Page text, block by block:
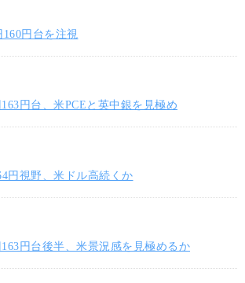
円台を注視
円台、米PCEと英中銀を見極め
円視野、米ドル高続くか
円台後半、米景況感を見極めるか